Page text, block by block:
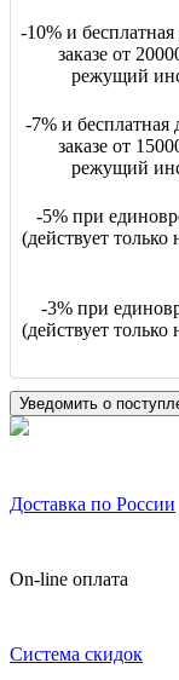
-10% и
заказе от
режущий
-7% и
заказе от
режущий
-5% при
(действует
-3% при
(действует
Уведомить о
Доставка по России
On-line оплата
Система скидок